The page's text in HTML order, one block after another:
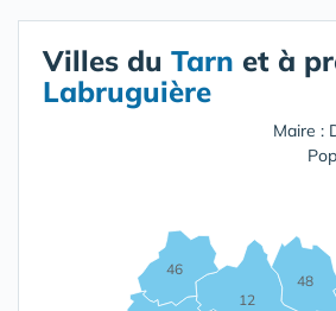
Villes du Tarn et à
Labruguière
Maire :
12
46
48